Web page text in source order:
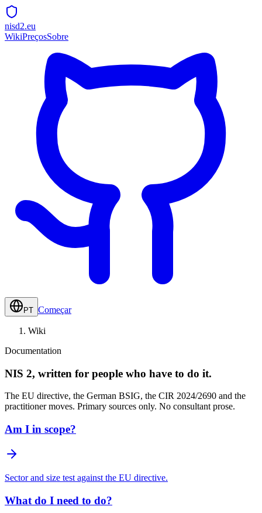
nisd2.eu
WikiPreçosSobre
PT Começar
Wiki
Documentation
NIS 2, written for people who have to do it.
The EU directive, the German BSIG, the CIR 2024/2690 and the
practitioner moves. Primary sources only. No consultant prose.
Am I in scope?
Sector and size test against the EU directive.
What do I need to do?